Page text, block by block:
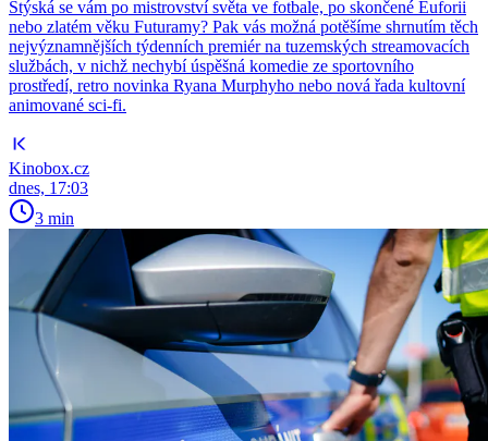
Stýská se vám po mistrovství světa ve fotbale, po skončené Euforii
nebo zlatém věku Futuramy? Pak vás možná potěšíme shrnutím těch
nejvýznamnějších týdenních premiér na tuzemských streamovacích
službách, v nichž nechybí úspěšná komedie ze sportovního
prostředí, retro novinka Ryana Murphyho nebo nová řada kultovní
animované sci-fi.
Kinobox.cz
dnes, 17:03
3 min